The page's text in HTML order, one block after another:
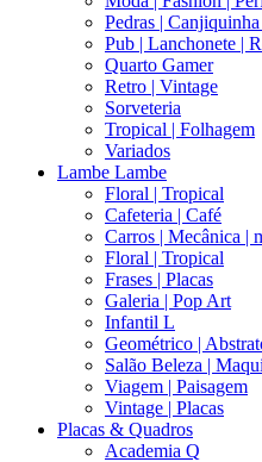
Pedras |
Pub | Lanchonete |
Quarto Gamer
Retro | Vintage
Sorveteria
Tropical | Folhagem
Variados
Lambe Lambe
Floral | Tropical
Cafeteria | Café
Carros | Mecânica |
Floral | Tropical
Frases | Placas
Galeria | Pop Art
Infantil L
Geométrico |
Salão Beleza |
Viagem | Paisagem
Vintage | Placas
Placas & Quadros
Academia Q